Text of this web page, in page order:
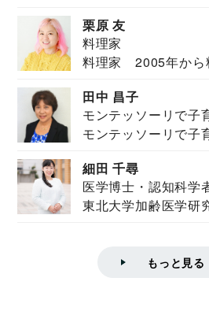
栗原 友
料理家
料理家 2005年から
田中 昌子
モンテッソーリで子
ズハウス研究所所長
モンテッソーリで
細田 千尋
医学博士・認知科学
東北大学加齢医学研
もっと見る